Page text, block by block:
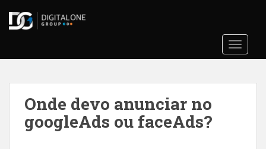
t
Onde devo anunciar no
googleAds ou faceAds?